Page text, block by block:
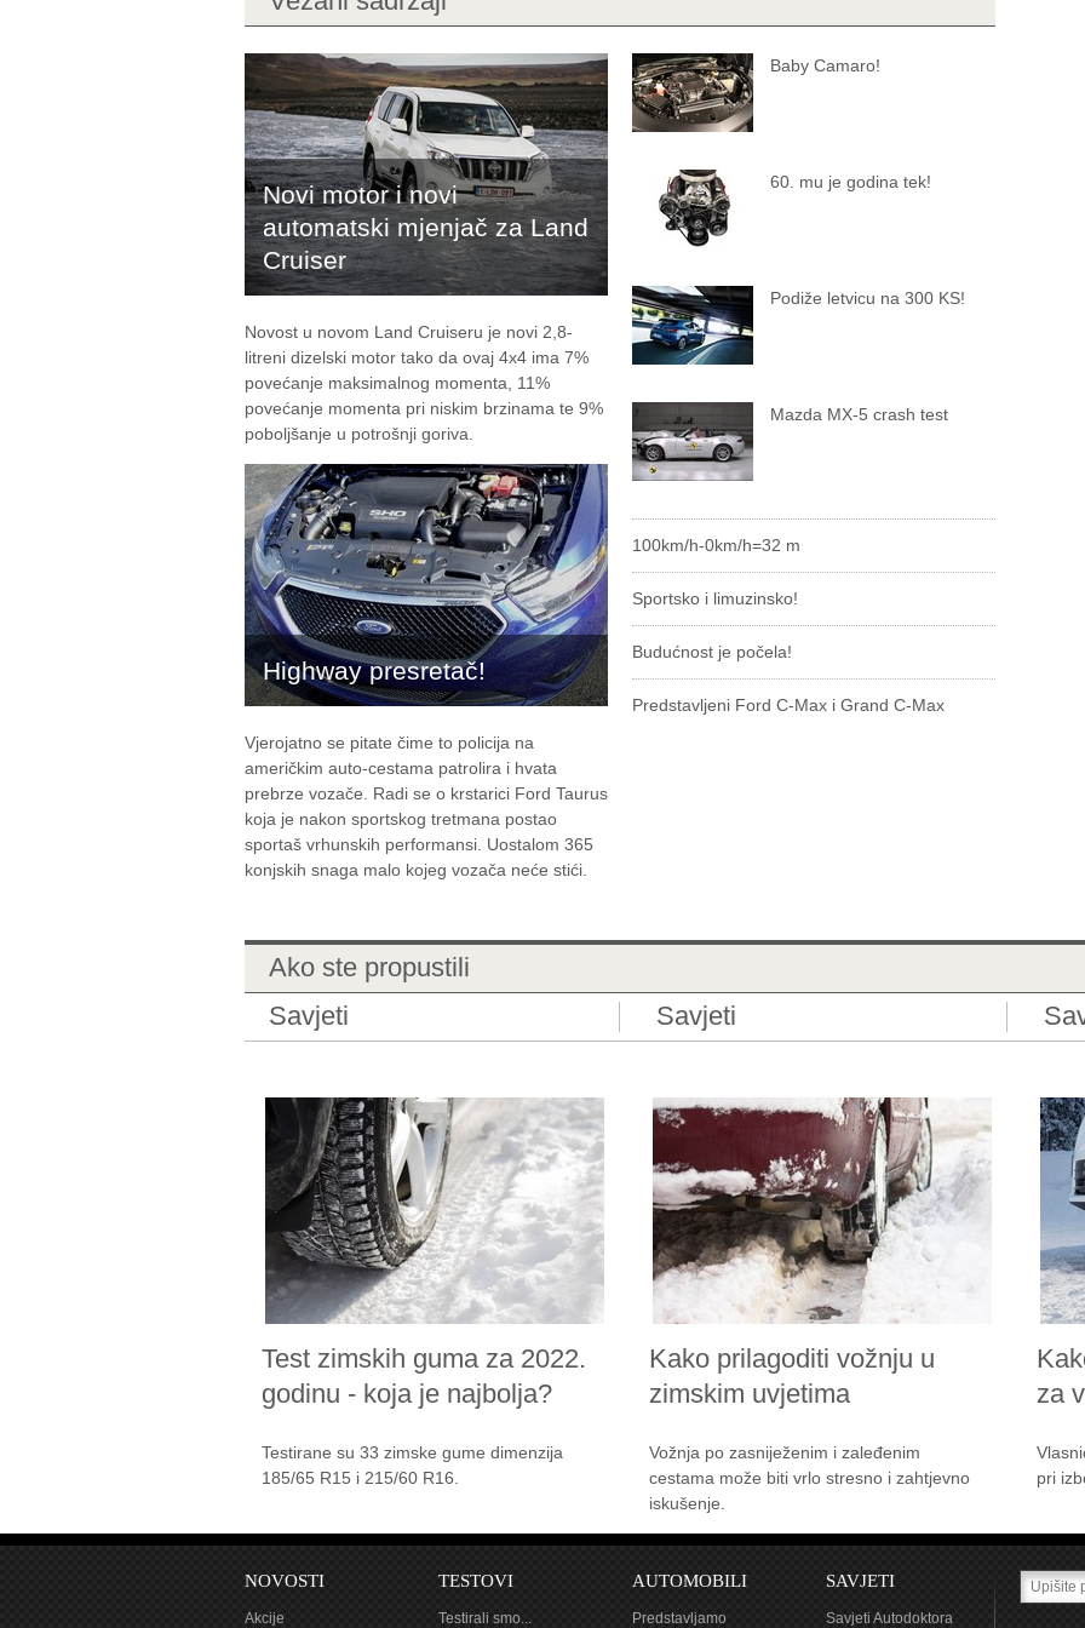
Novi motor i novi
automatski mjenjač za Land
Cruiser
Novost u novom Land Cruiseru je novi 2,8-
litreni dizelski motor tako da ovaj 4x4 ima 7%
povećanje maksimalnog momenta, 11%
povećanje momenta pri niskim brzinama te 9%
poboljšanje u potrošnji goriva.
Highway presretač!
Vjerojatno se pitate čime to policija na
američkim auto-cestama patrolira i hvata
prebrze vozače. Radi se o krstarici Ford Taurus
koja je nakon sportskog tretmana postao
sportaš vrhunskih performansi. Uostalom 365
konjskih snaga malo kojeg vozača neće stići.
Baby Camaro!
60. mu je godina tek!
Podiže letvicu na 300 KS!
Mazda MX-5 crash test
100km/h-0km/h=32 m
Sportsko i limuzinsko!
Budućnost je počela!
Predstavljeni Ford C-Max i Grand C-Max
Ako ste propustili
Savjeti
Savjeti
Test zimskih guma za 2022.
godinu - koja je najbolja?
Testirane su 33 zimske gume dimenzija
185/65 R15 i 215/60 R16.
Kako prilagoditi vožnju u
zimskim uvjetima
Vožnja po zasniježenim i zaleđenim
cestama može biti vrlo stresno i zahtjevno
iskušenje.
za
pri
NOVOSTI
Akcije
TESTOVI
Testirali smo...
AUTOMOBILI
Predstavljamo
SAVJETI
Savjeti Autodoktora